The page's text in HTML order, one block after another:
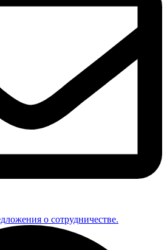
о сотрудничестве.